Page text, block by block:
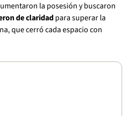
la posesión y buscaron
de claridadpara superar la
que cerró cada espacio con